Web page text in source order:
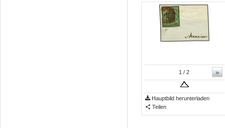
»
1 / 2
Hauptbild herunterladen
Teilen